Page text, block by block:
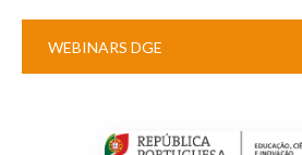
WEBINARS DGE